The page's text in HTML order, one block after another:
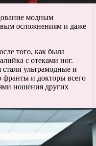
модным
осложнениям и даже
того, как была
с отеками ног.
ультрамодные и
франты и докторы всего
ношения других